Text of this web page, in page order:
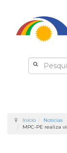
Início
Notícias
MPC-PE realiza